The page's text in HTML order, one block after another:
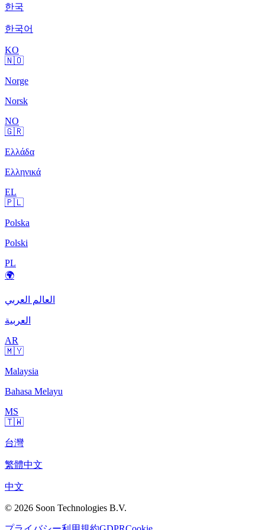
한국
한국어
KO
🇳🇴
Norge
Norsk
NO
🇬🇷
Ελλάδα
Ελληνικά
EL
🇵🇱
Polska
Polski
PL
🌍
العالم العربي
العربية
AR
🇲🇾
Malaysia
Bahasa Melayu
MS
🇹🇼
台灣
繁體中文
中文
© 2026 Soon Technologies B.V.